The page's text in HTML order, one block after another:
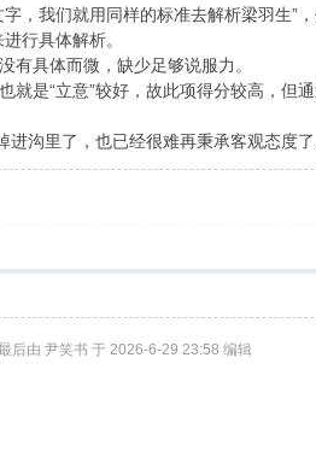
我们就用同样的标准去解析梁羽生”
行具体解析。
有具体而微，缺少足够说服力。
是“立意”较好，故此项得分较高，但
沟里了，也已经很难再秉承客观态度了
后由 尹笑书 于 2026-6-29 23:58 编辑